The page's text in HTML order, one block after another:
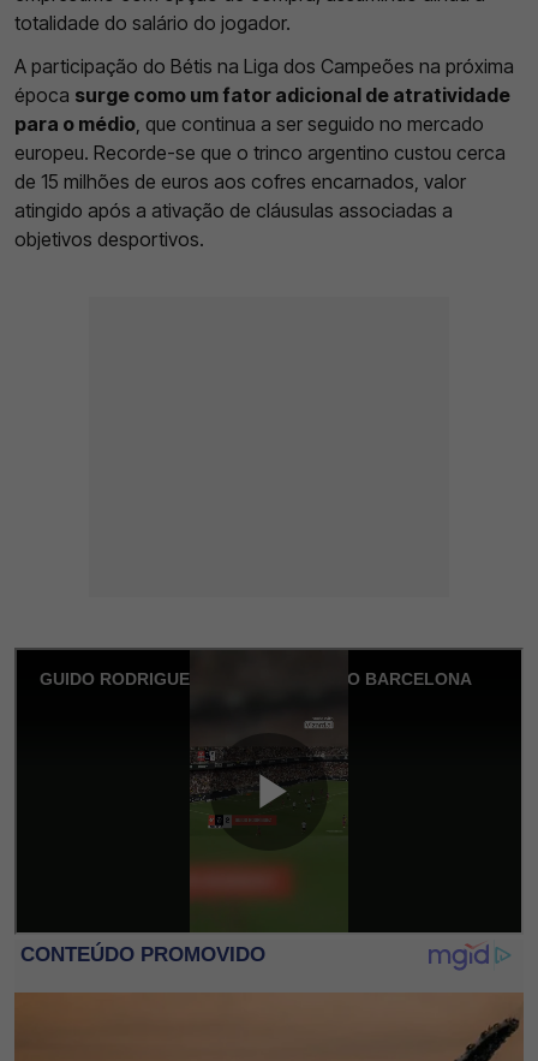
totalidade do salário do jogador.
A participação do Bétis na Liga dos Campeões na próxima
época surge como um fator adicional de atratividade
para o médio, que continua a ser seguido no mercado
europeu. Recorde-se que o trinco argentino custou cerca
de 15 milhões de euros aos cofres encarnados, valor
atingido após a ativação de cláusulas associadas a
objetivos desportivos.